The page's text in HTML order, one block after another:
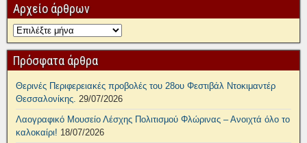
Αρχείο άρθρων
Πρόσφατα άρθρα
Θερινές Περιφερειακές προβολές του 28ου Φεστιβάλ Ντοκιμαντέρ
Θεσσαλονίκης. 29/07/2026
Λαογραφικό Μουσείο Λέσχης Πολιτισμού Φλώρινας – Ανοιχτά όλο το
καλοκαίρι! 18/07/2026